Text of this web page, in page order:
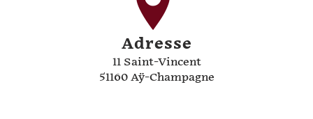
Adresse
11 Saint-Vincent
51160 Aÿ-Champagne